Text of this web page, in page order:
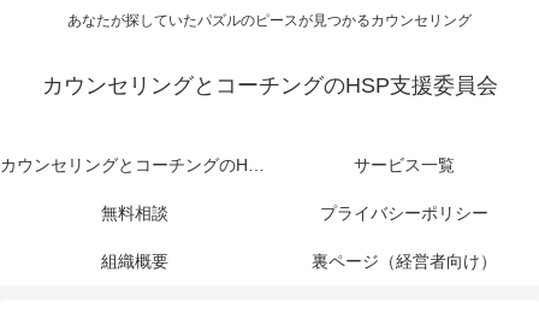
あなたが探していたパズルのピースが見つかるカウンセリング
カウンセリングとコーチングのHSP支援委員会
カウンセリングとコーチングのHSP支援委員会 サービス一覧
無料相談 プライバシーポリシー
組織概要 裏ページ（経営者向け）